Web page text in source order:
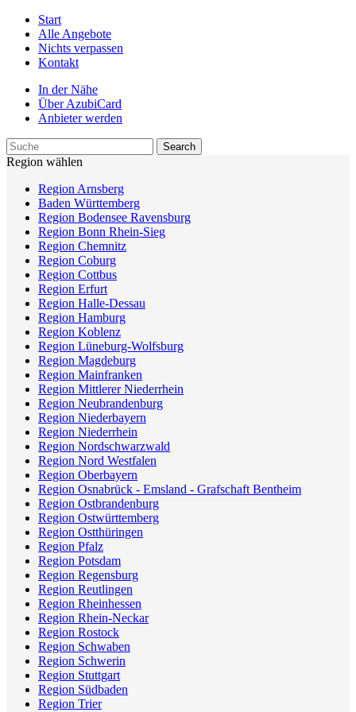
Start
Alle Angebote
Nichts verpassen
Kontakt
In der Nähe
Über AzubiCard
Anbieter werden
Region wählen
Region Arnsberg
Baden Württemberg
Region Bodensee Ravensburg
Region Bonn Rhein-Sieg
Region Chemnitz
Region Coburg
Region Cottbus
Region Erfurt
Region Halle-Dessau
Region Hamburg
Region Koblenz
Region Lüneburg-Wolfsburg
Region Magdeburg
Region Mainfranken
Region Mittlerer Niederrhein
Region Neubrandenburg
Region Niederbayern
Region Niederrhein
Region Nordschwarzwald
Region Nord Westfalen
Region Oberbayern
Region Osnabrück - Emsland - Grafschaft Bentheim
Region Ostbrandenburg
Region Ostwürttemberg
Region Ostthüringen
Region Pfalz
Region Potsdam
Region Regensburg
Region Reutlingen
Region Rheinhessen
Region Rhein-Neckar
Region Rostock
Region Schwaben
Region Schwerin
Region Stuttgart
Region Südbaden
Region Trier